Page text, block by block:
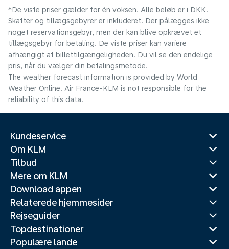
*De viste priser gælder for én voksen. Alle beløb er i DKK.
Skatter og tillægsgebyrer er inkluderet. Der pålægges ikke
noget reservationsgebyr, men der kan blive opkrævet et
tillægsgebyr for betaling. De viste priser kan variere
afhængigt af billettilgængeligheden. Du vil se den endelige
pris, når du vælger din betalingsmetode.
The weather forecast information is provided by World
Weather Online. Air France-KLM is not responsible for the
reliability of this data.
Kundeservice
Om KLM
Tilbud
Mere om KLM
Download appen
Relaterede hjemmesider
Rejseguider
Topdestinationer
Populære lande